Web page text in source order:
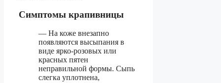
Симптомы крапивницы
— На коже внезапно
появляются высыпания в
виде ярко-розовых или
красных пятен
неправильной формы. Сыпь
слегка уплотнена,